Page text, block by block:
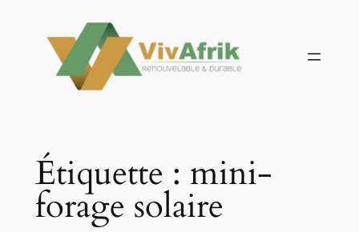
contenu
Étiquette : mini-
forage solaire